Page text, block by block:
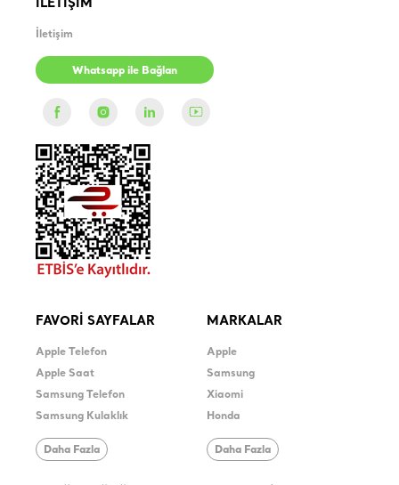
İLETİŞİM
İletişim
Whatsapp ile Bağlan
FAVORİ SAYFALAR
Apple Telefon
Apple Saat
Samsung Telefon
Samsung Kulaklık
Daha Fazla
MARKALAR
Apple
Samsung
Xiaomi
Honda
Daha Fazla